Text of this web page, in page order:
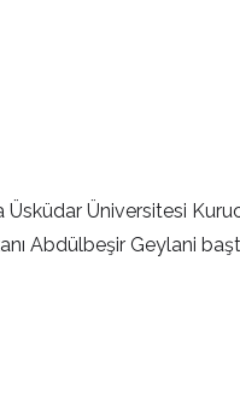
Üniversitesi
Abdülbeşir Geylani